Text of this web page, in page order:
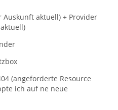
Auskunft aktuell) + Provider
(angeforderte Resource
ich auf ne neue